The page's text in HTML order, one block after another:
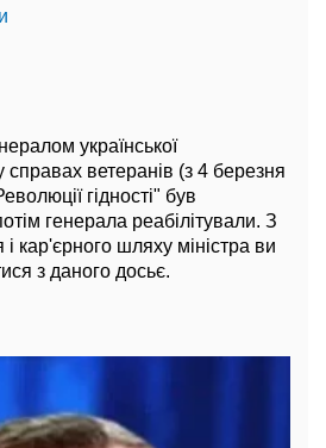
української
справах ветеранів (з 4 березня
гідності" був
генерала реабілітували. З
кар'єрного шляху міністра ви
з даного досьє.